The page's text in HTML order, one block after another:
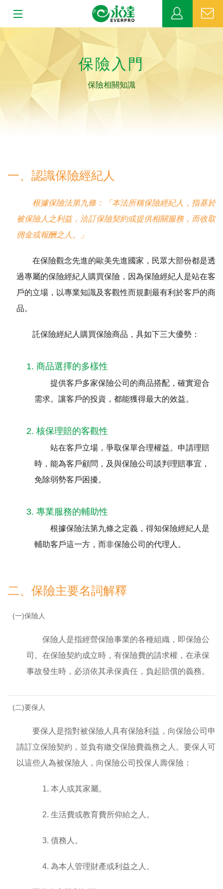
業務發展
MDRT
客戶服務
網站連結
聯絡我們
保險入門
保險相關知識
一、認識保險經紀人
根據保險法第九條：「本法所稱保險經紀人，指基於
被保險人之利益，洽訂保險契約或提供相關服務，而收取
佣金或報酬之人。」
在保險觀念先進的歐美先進國家，民眾大部份都是透
過專屬的保險經紀人購買保險，因為保險經紀人是站在客
戶的立場，以專業知識及客觀性而規劃最有利於客戶的商
品。
託保險經紀人購買保險商品，具如下三大優勢：
1. 商品選擇的多樣性
提供客戶多家保險公司的商品搭配，確實迎合
需求。讓客戶的投資，都能獲得最大的效益。
2. 核保理賠的客觀性
站在客戶立場，爭取保單合理權益。申請理賠
時，能為客戶顧問，及與保險公司談判理賠事宜，
免除弱勢客戶困擾。
3. 專業服務的輔助性
根據保險法第九條之定義，得知保險經紀人是
輔助客戶這一方，而非保險公司的代理人。
二、保險主要名詞解釋
(一)保險人
保險人是指經營保險事業的各種組織，即保險公
司。在保險契約成立時，有保險費的請求權，在承保
事故發生時，必須依其承保責任，負起賠償的義務。
(二)要保人
要保人是指對被保險人具有保險利益，向保險公司申
請訂立保險契約，並負有繳交保險費義務之人。要保人可
以這些人為被保險人，向保險公司投保人壽保險：
1. 本人或其家屬。
2. 生活費或教育費所仰給之人。
3. 債務人。
4. 為本人管理財產或利益之人。